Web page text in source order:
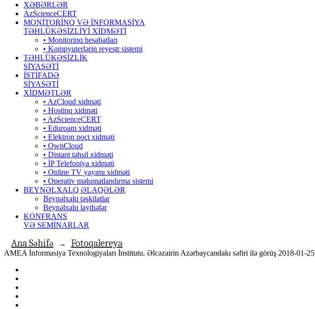
XƏBƏRLƏR
AzScienceCERT
MONİTORİNQ VƏ İNFORMASİYA
TƏHLÜKƏSİZLİYİ XİDMƏTİ
• Monitorinq hesabatları
• Kompyuterlərin reyestr sistemi
TƏHLÜKƏSİZLİK
SİYASƏTİ
İSTİFADƏ
SİYASƏTİ
XİDMƏTLƏR
• AzCloud xidməti
• Hostinq xidməti
• AzScienceCERT
• Eduroam xidməti
• Elektron poçt xidməti
• OwnCloud
• Distant təhsil xidməti
• İP Telefoniya xidməti
• Оnline TV yayımı xidməti
• Operativ məlumatlandırma sistemi
BEYNƏLXALQ ƏLAQƏLƏR
Beynəlxalq təşkilatlar
Beynəlxalq layihələr
KONFRANS
VƏ SEMİNARLAR
Ana Səhifə → Fotoqalereya
AMEA İnformasiya Texnologiyaları İnstitutu. Əlcəzairin Azərbaycandakı səfiri ilə görüş 2018-01-25